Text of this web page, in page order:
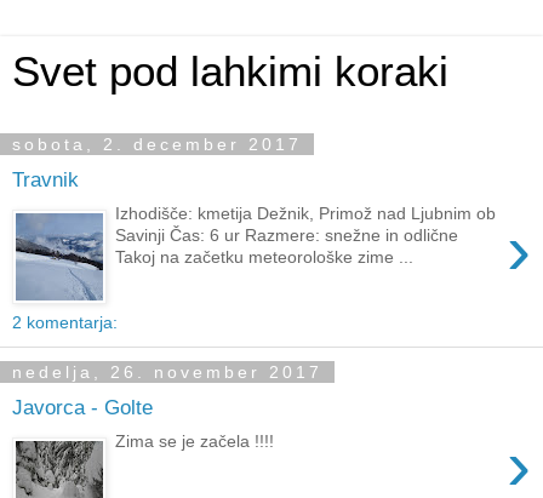
Svet pod lahkimi koraki
sobota, 2. december 2017
Travnik
›
Izhodišče: kmetija Dežnik, Primož nad Ljubnim ob
Savinji Čas: 6 ur Razmere: snežne in odlične
Takoj na začetku meteorološke zime ...
2 komentarja:
nedelja, 26. november 2017
Javorca - Golte
›
Zima se je začela !!!!